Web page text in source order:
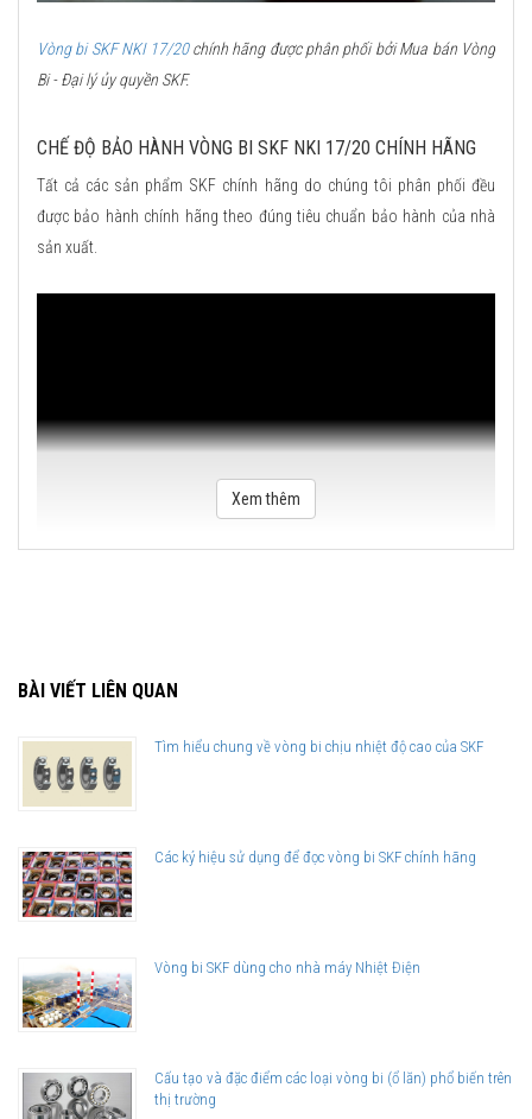
Vòng bi SKF NKI 17/20chính hãng được phân phối bởi Mua bán Vòng
Bi - Đại lý ủy quyền SKF.
CHẾ ĐỘ BẢO HÀNH VÒNG BI SKF NKI 17/20 CHÍNH HÃNG
Tất cả các sản phẩm SKF chính hãng do chúng tôi phân phối đều
được bảo hành chính hãng theo đúng tiêu chuẩn bảo hành của nhà
sản xuất.
Xem thêm
BÀI VIẾT LIÊN QUAN
Tìm hiểu chung về vòng bi chịu nhiệt độ cao của SKF
Các ký hiệu sử dụng để đọc vòng bi SKF chính hãng
Vòng bi SKF dùng cho nhà máy Nhiệt Điện
Cấu tạo và đặc điểm các loại vòng bi (ổ lăn) phổ biến trên
thị trường